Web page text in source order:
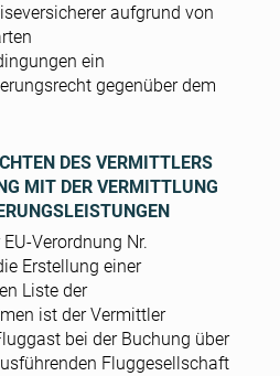
aufgrund von
ein
gegenüber dem
DES VERMITTLERS
MIT DER VERMITTLUNG
Verordnung Nr.
Erstellung einer
Liste der
ist der Vermittler
bei der Buchung über
Fluggesellschaft